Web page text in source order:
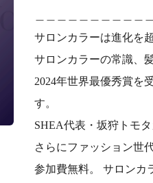
サロンカラーは進化を
サロンカラーの常識、
2024年世界最優秀賞を
す。
SHEA代表・坂狩トモ
さらにファッション世
参加費無料。 サロンカ